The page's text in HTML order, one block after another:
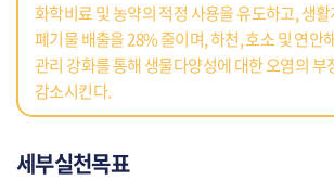
화학비료 및 농약의 적정 사용을 유도하고, 생
폐기물 배출을 28% 줄이며, 하천, 호소 및 연안
관리 강화를 통해 생물다양성에 대한 오염의 부
감소시킨다.
세부실천목표